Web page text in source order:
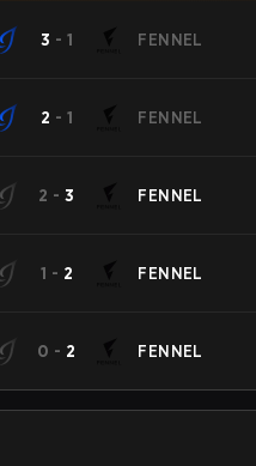
3 - 1 FENNEL
2 - 1 FENNEL
2 - 3 FENNEL
1 - 2 FENNEL
0 - 2 FENNEL